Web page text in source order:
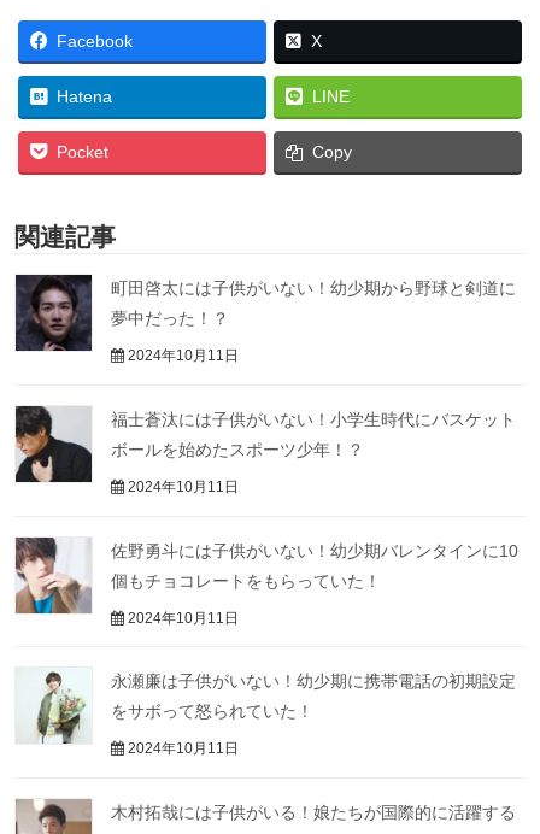
Facebook X
Hatena LINE
Pocket Copy
関連記事
町田啓太には子供がいない！幼少期から野球と剣道に
夢中だった！？
2024年10月11日
福士蒼汰には子供がいない！小学生時代にバスケット
ボールを始めたスポーツ少年！？
2024年10月11日
佐野勇斗には子供がいない！幼少期バレンタインに10
個もチョコレートをもらっていた！
2024年10月11日
永瀬廉は子供がいない！幼少期に携帯電話の初期設定
をサボって怒られていた！
2024年10月11日
木村拓哉には子供がいる！娘たちが国際的に活躍する